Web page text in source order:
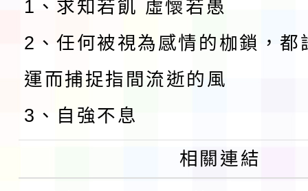
1、求知若飢 虛懷若愚
2、任何被視為感情的枷鎖，都
運而捕捉指間流逝的風
3、自強不息
相關連結